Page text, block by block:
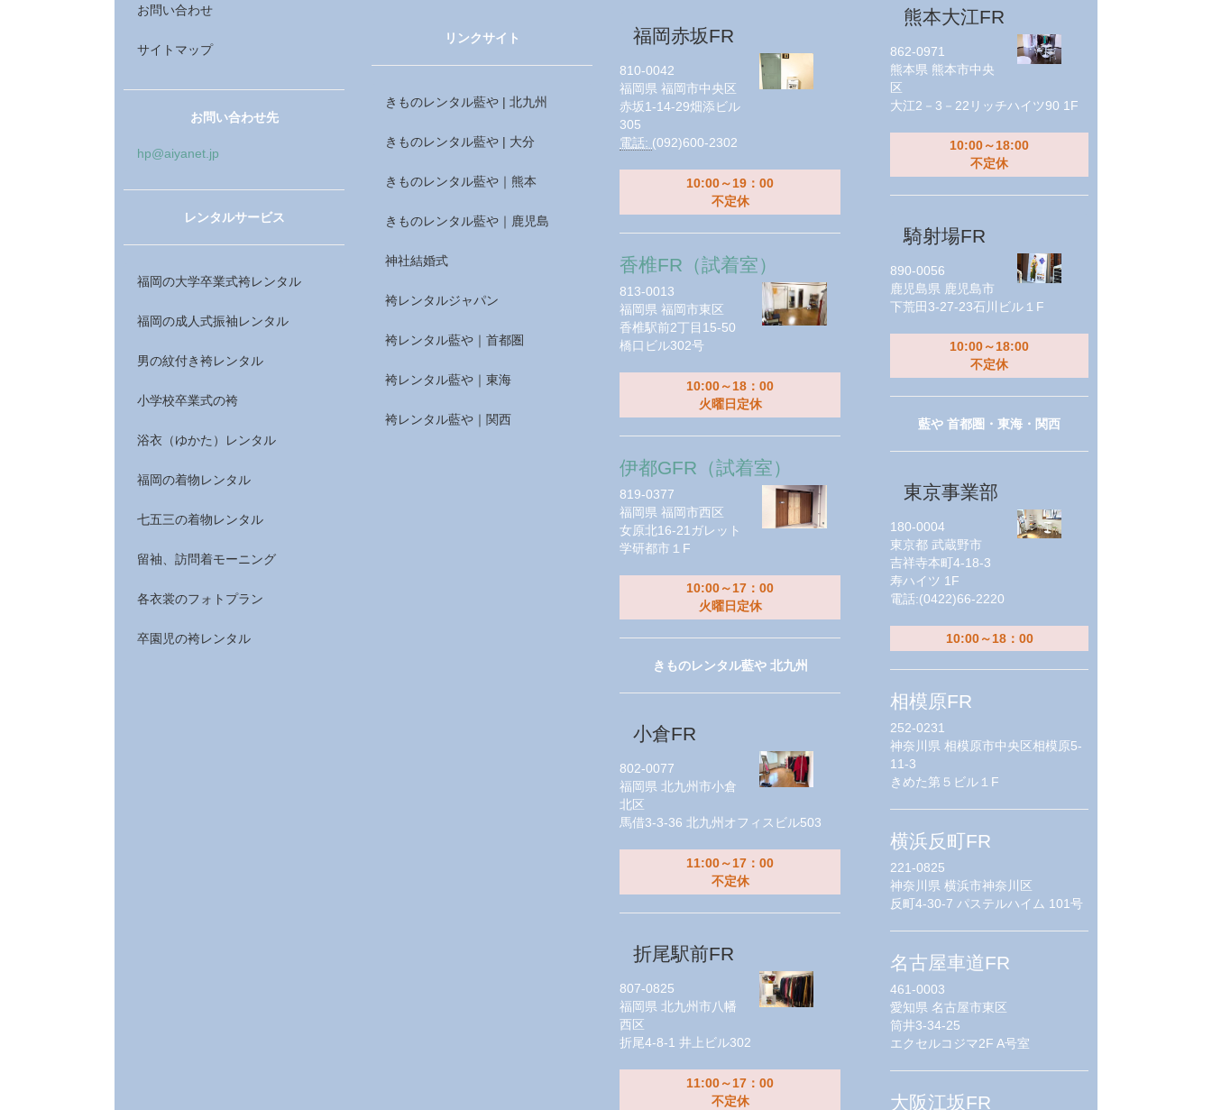
お問い合わせ
サイトマップ
お問い合わせ先
hp@aiyanet.jp
レンタルサービス
福岡の大学卒業式袴レンタル
福岡の成人式振袖レンタル
男の紋付き袴レンタル
小学校卒業式の袴
浴衣（ゆかた）レンタル
福岡の着物レンタル
七五三の着物レンタル
留袖、訪問着モーニング
各衣裳のフォトプラン
卒園児の袴レンタル
リンクサイト
きものレンタル藍や | 北九州
きものレンタル藍や | 大分
きものレンタル藍や｜熊本
きものレンタル藍や｜鹿児島
神社結婚式
袴レンタルジャパン
袴レンタル藍や｜首都圏
袴レンタル藍や｜東海
袴レンタル藍や｜関西
福岡赤坂FR
810-0042
福岡県 福岡市中央区
赤坂1-14-29畑添ビル
305
電話: (092)600-2302
10:00～19：00
不定休
香椎FR（試着室）
813-0013
福岡県 福岡市東区
香椎駅前2丁目15-50
橋口ビル302号
10:00～18：00
火曜日定休
伊都GFR（試着室）
819-0377
福岡県 福岡市西区
女原北16-21ガレット
学研都市１F
10:00～17：00
火曜日定休
きものレンタル藍や 北九州
小倉FR
802-0077
福岡県 北九州市小倉
北区
馬借3-3-36 北九州オフィスビル503
11:00～17：00
不定休
折尾駅前FR
807-0825
福岡県 北九州市八幡
西区
折尾4-8-1 井上ビル302
11:00～17：00
不定休
熊本大江FR
862-0971
熊本県 熊本市中央
区
大江2－3－22リッチハイツ90 1F
10:00～18:00
不定休
騎射場FR
890-0056
鹿児島県 鹿児島市
下荒田3-27-23石川ビル１F
10:00～18:00
不定休
藍や 首都圏・東海・関西
東京事業部
180-0004
東京都 武蔵野市
吉祥寺本町4-18-3
寿ハイツ 1F
電話:(0422)66-2220
10:00～18：00
相模原FR
252-0231
神奈川県 相模原市中央区相模原5-
11-3
きめた第５ビル１F
横浜反町FR
221-0825
神奈川県 横浜市神奈川区
反町4-30-7 パステルハイム 101号
名古屋車道FR
461-0003
愛知県 名古屋市東区
筒井3-34-25
エクセルコジマ2F A号室
大阪江坂FR